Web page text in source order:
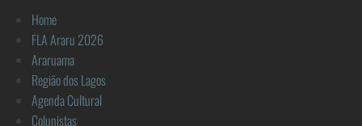
Home
FLA Araru 2026
Araruama
Região dos Lagos
Agenda Cultural
Colunistas